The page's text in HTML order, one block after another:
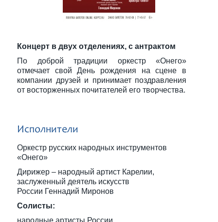
Концерт в двух отделениях, с антрактом
По доброй традиции оркестр «Онего»
отмечает свой День рождения на сцене в
компании друзей и принимает поздравления
от восторженных почитателей его творчества.
Исполнители
Оркестр русских народных инструментов
«Онего»
Дирижер – народный артист Карелии,
заслуженный деятель искусств
России Геннадий Миронов
Солисты:
народные артисты России